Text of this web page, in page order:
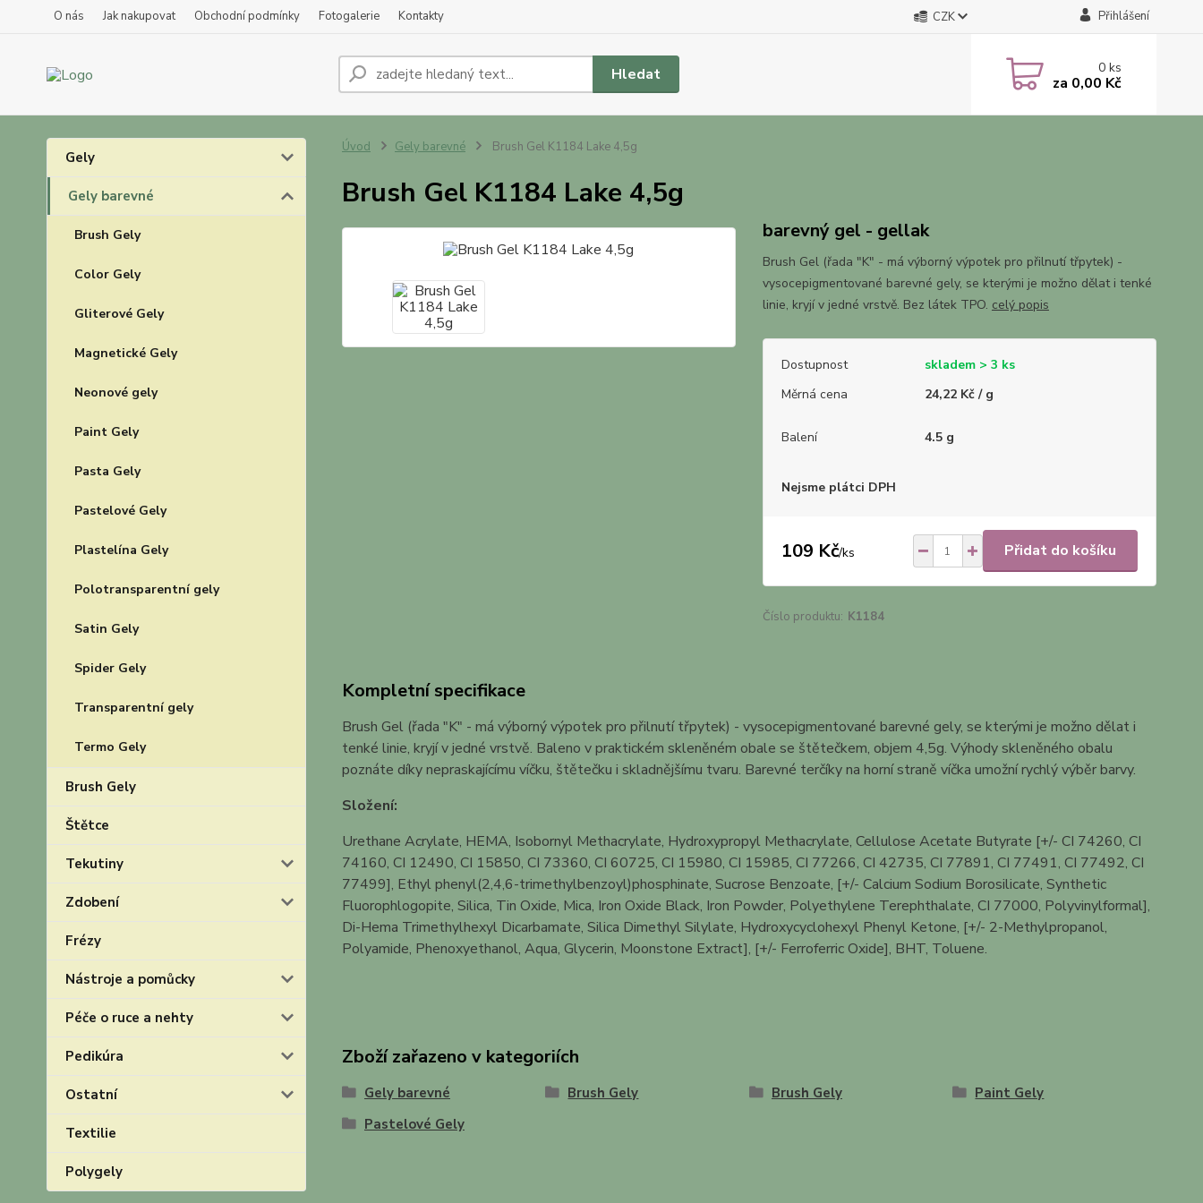
O nás Jak nakupovat Obchodní podmínky Fotogalerie Kontakty CZK Přihlášení
Hledat 0ks
za 0,00 Kč
Gely
Gely barevné
Brush Gely
Color Gely
Gliterové Gely
Magnetické Gely
Neonové gely
Paint Gely
Pasta Gely
Pastelové Gely
Plastelína Gely
Polotransparentní gely
Satin Gely
Spider Gely
Transparentní gely
Termo Gely
Brush Gely
Štětce
Tekutiny
Zdobení
Frézy
Nástroje a pomůcky
Péče o ruce a nehty
Pedikúra
Ostatní
Textilie
Polygely
Úvod Gely barevné Brush Gel K1184 Lake 4,5g
Brush Gel K1184 Lake 4,5g
barevný gel - gellak
Brush Gel (řada "K" - má výborný výpotek pro přilnutí třpytek) -
vysocepigmentované barevné gely, se kterými je možno dělat i tenké
linie, kryjí v jedné vrstvě. Bez látek TPO. celý popis
Dostupnost
skladem > 3 ks
Měrná cena
24,22 Kč / g
Balení 4.5 g
Nejsme plátci DPH
109 Kč/ks Přidat do košíku
Číslo produktu: K1184
Kompletní specifikace
Brush Gel (řada "K" - má výborný výpotek pro přilnutí třpytek) - vysocepigmentované barevné gely, se kterými je možno dělat i
tenké linie, kryjí v jedné vrstvě. Baleno v praktickém skleněném obale se štětečkem, objem 4,5g. Výhody skleněného obalu
poznáte díky nepraskajícímu víčku, štětečku i skladnějšímu tvaru. Barevné terčíky na horní straně víčka umožní rychlý výběr barvy.
Složení:
Urethane Acrylate, HEMA, Isobornyl Methacrylate, Hydroxypropyl Methacrylate, Cellulose Acetate Butyrate [+/- CI 74260, CI
74160, CI 12490, CI 15850, CI 73360, CI 60725, CI 15980, CI 15985, CI 77266, CI 42735, CI 77891, CI 77491, CI 77492, CI
77499], Ethyl phenyl(2,4,6-trimethylbenzoyl)phosphinate, Sucrose Benzoate, [+/- Calcium Sodium Borosilicate, Synthetic
Fluorophlogopite, Silica, Tin Oxide, Mica, Iron Oxide Black, Iron Powder, Polyethylene Terephthalate, CI 77000, Polyvinylformal],
Di-Hema Trimethylhexyl Dicarbamate, Silica Dimethyl Silylate, Hydroxycyclohexyl Phenyl Ketone, [+/- 2-Methylpropanol,
Polyamide, Phenoxyethanol, Aqua, Glycerin, Moonstone Extract], [+/- Ferroferric Oxide], BHT, Toluene.
Zboží zařazeno v kategoriích
Gely barevné Brush Gely Brush Gely
Paint Gely
Pastelové Gely